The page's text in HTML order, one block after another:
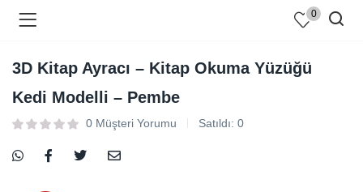
0
3D Kitap Ayracı – Kitap Okuma Yüzüğü
Kedi Modelli – Pembe
0 Müşteri Yorumu Satıldı: 0